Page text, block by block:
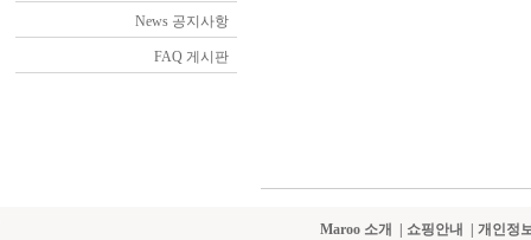
News 공지사항
FAQ 게시판
Maroo 소개 쇼핑안내 |개인정